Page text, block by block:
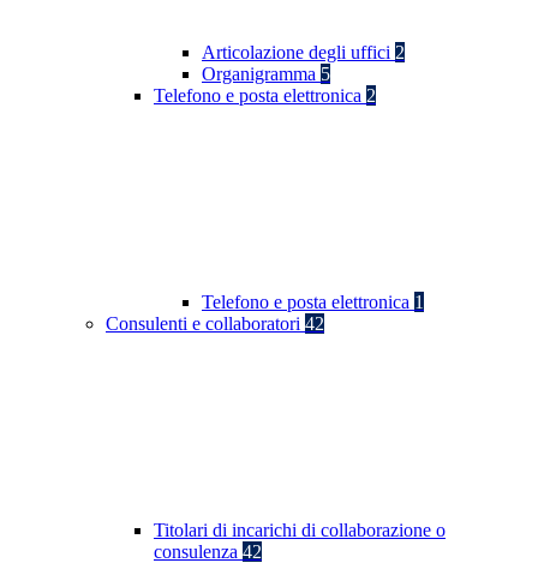
Articolazione degli uffici 2
Organigramma 5
Telefono e posta elettronica 2
Telefono e posta elettronica 1
Consulenti e collaboratori 42
Titolari di incarichi di collaborazione o
consulenza 42